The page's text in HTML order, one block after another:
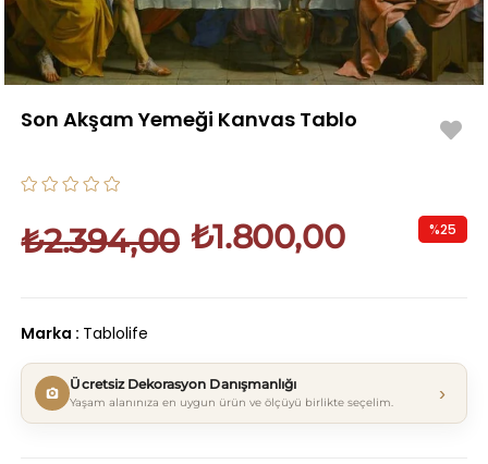
Son Akşam Yemeği Kanvas Tablo
₺2.394,00 ₺1.800,00 %25
Marka : Tablolife
Ücretsiz Dekorasyon Danışmanlığı
Yaşam alanınıza en uygun ürün ve ölçüyü birlikte seçelim. ›